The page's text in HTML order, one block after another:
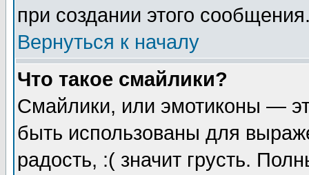
при создании этого
Вернуться к началу
Что такое смайлики?
Смайлики, или эмотиконы —
быть использованы для
радость, :( значит грусть.